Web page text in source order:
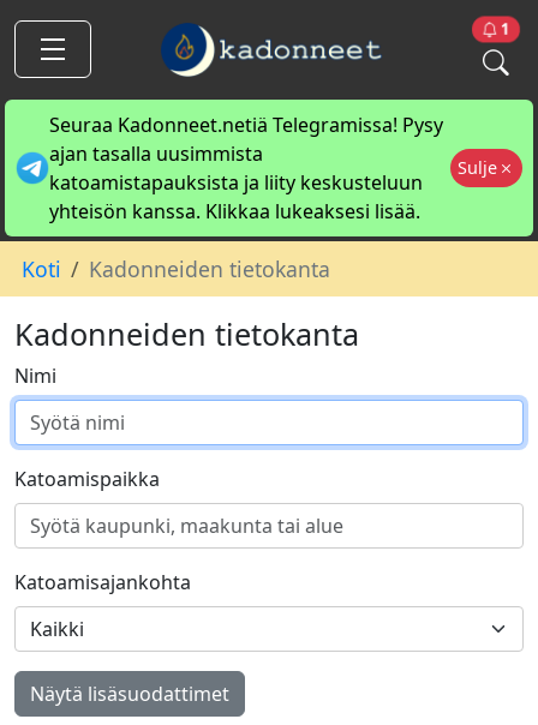
1
Seuraa Kadonneet.netiä Telegramissa! Pysy
ajan tasalla uusimmista
katoamistapauksista ja liity keskusteluun
yhteisön kanssa. Klikkaa lukeaksesi lisää.
Sulje
Koti Kadonneiden tietokanta
Kadonneiden tietokanta
Nimi
Katoamispaikka
Katoamisajankohta
Näytä lisäsuodattimet